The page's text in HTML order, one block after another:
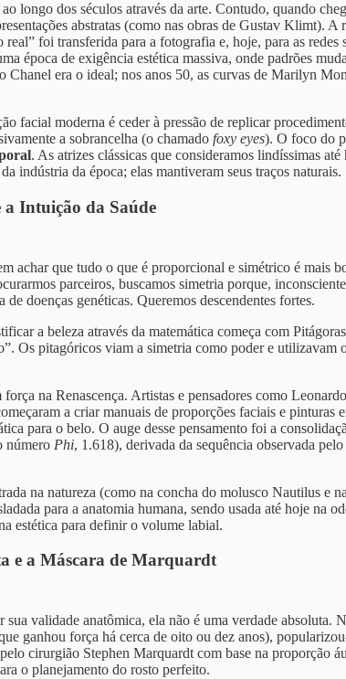
longo dos séculos através da arte. Contudo, quando
abstratas (como nas obras de Gustav Klimt). A
real” foi transferida para a fotografia e, hoje, para as redes
época de exigência estética massiva, onde padrões
Chanel era o ideal; nos anos 50, as curvas de Marilyn
facial moderna é ceder à pressão de replicar
a sobrancelha (o chamado foxy eyes). O foco do
. As atrizes clássicas que consideramos lindíssimas
indústria da época; elas mantiveram seus traços naturais.
a Intuição da Saúde
achar que tudo o que é proporcional e simétrico é mais
parceiros, buscamos simetria porque,
de doenças genéticas. Queremos descendentes fortes.
a beleza através da matemática começa com
Os pitagóricos viam a simetria como poder e utilizavam
força na Renascença. Artistas e pensadores como
a criar manuais de proporções faciais e pinturas
para o belo. O auge desse pensamento foi a
número Phi, 1.618), derivada da sequência observada
na natureza (como na concha do molusco Nautilus e
para a anatomia humana, sendo usada até hoje na
estética para definir o volume labial.
e a Máscara de Marquardt
sua validade anatômica, ela não é uma verdade absoluta.
ganhou força há cerca de oito ou dez anos),
cirurgião Stephen Marquardt com base na proporção
o planejamento do rosto perfeito.